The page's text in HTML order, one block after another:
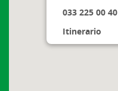
033 225 00 40
Itinerario